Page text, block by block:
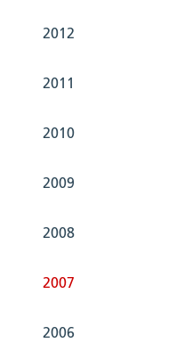
2012
2011
2010
2009
2008
2007
2006